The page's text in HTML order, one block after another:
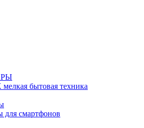
бытовая техника
для смартфонов